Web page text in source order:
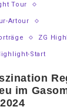
Tour
Artour
ZG
Start
im